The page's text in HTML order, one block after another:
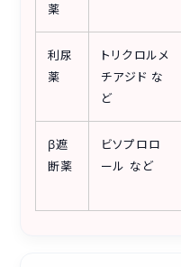
薬
利尿
薬
トリクロルメ
チアジド な
ど
β遮
断薬
ビソプロロ
ール など